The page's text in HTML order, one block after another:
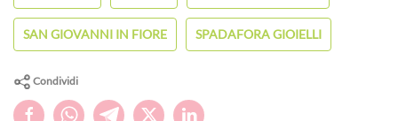
SAN GIOVANNI IN FIORE SPADAFORA GIOIELLI
Condividi